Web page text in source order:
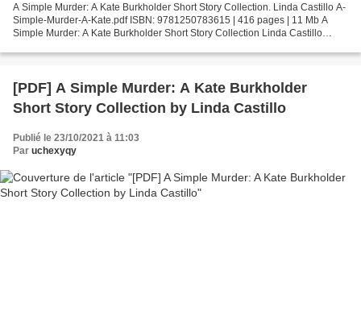
A Simple Murder: A Kate Burkholder Short Story Collection. Linda Castillo A-
Simple-Murder-A-Kate.pdf ISBN: 9781250783615 | 416 pages | 11 Mb A
Simple Murder: A Kate Burkholder Short Story Collection Linda Castillo
[PDF] A Simple Murder: A Kate Burkholder
Short Story Collection by Linda Castillo
Publié le 23/10/2021 à 11:03
Par uchexyqy